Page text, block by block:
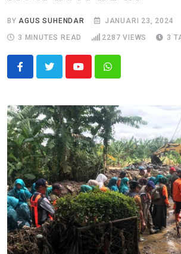
BYAGUS SUHENDAR JANUARI 23, 2024
3 MINUTES READ
2287 VIEWS 3
YoutubeWhatsapp